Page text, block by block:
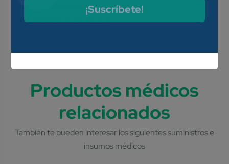
afecciones reumáticas
localizadas causadas por
¡Suscríbete!